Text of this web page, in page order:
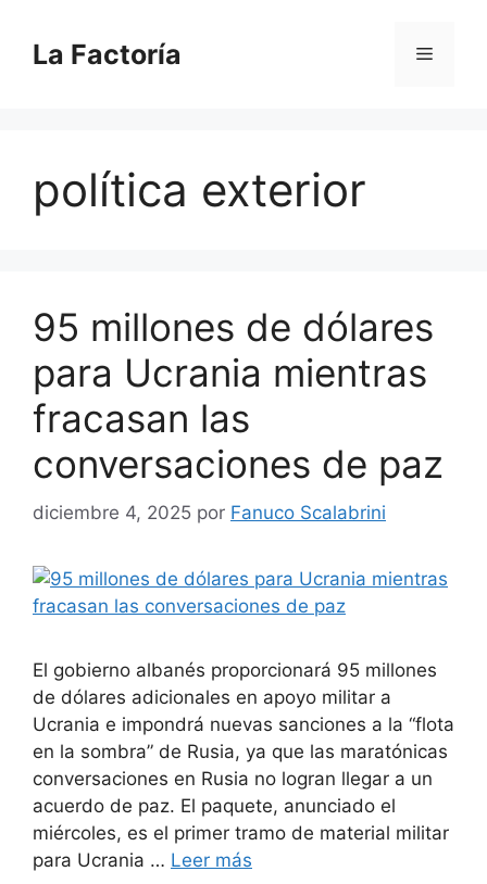
contenido
La Factoría Menú
política exterior
95 millones de dólares
para Ucrania mientras
fracasan las
conversaciones de paz
diciembre 4, 2025 por Fanuco Scalabrini
El gobierno albanés proporcionará 95 millones
de dólares adicionales en apoyo militar a
Ucrania e impondrá nuevas sanciones a la “flota
en la sombra” de Rusia, ya que las maratónicas
conversaciones en Rusia no logran llegar a un
acuerdo de paz. El paquete, anunciado el
miércoles, es el primer tramo de material militar
para Ucrania … Leer más